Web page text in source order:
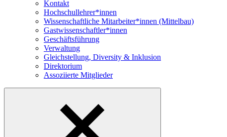
Kontakt
Hochschullehrer*innen
Wissenschaftliche Mitarbeiter*innen (Mittelbau)
Gastwissenschaftler*innen
Geschäftsführung
Verwaltung
Gleichstellung, Diversity & Inklusion
Direktorium
Assoziierte Mitglieder